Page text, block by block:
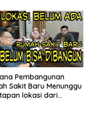
Pembangunan
Sakit Baru Menunggu
lokasi dari